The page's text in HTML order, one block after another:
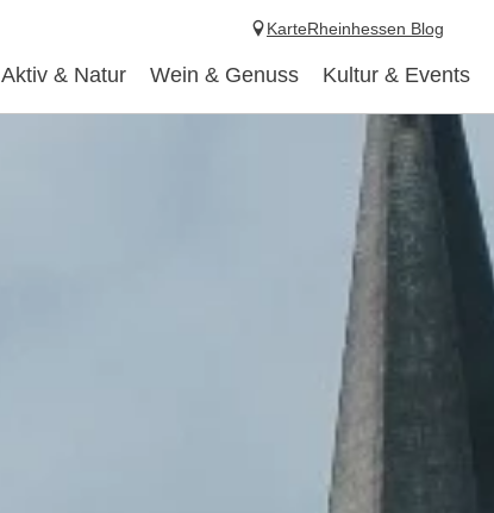
Aktiv & Natur Wein & Genuss Kultur & Events
KarteRheinhessen Blog